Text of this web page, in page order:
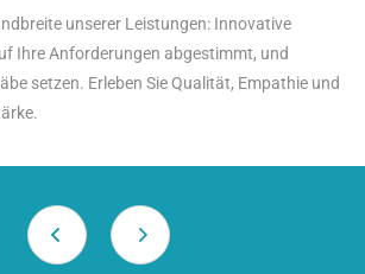
unserer Leistungen: Innovative
Ihre Anforderungen abgestimmt, und
setzen. Erleben Sie Qualität, Empathie und